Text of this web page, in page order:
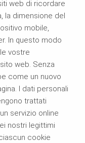
web di ricordare
la dimensione del
mobile,
In questo modo
vostre
web. Senza
come un nuovo
I dati personali
trattati
servizio online
nostri legittimi
cookie